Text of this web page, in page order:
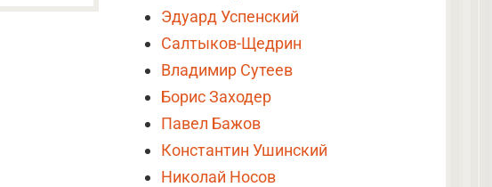
Эдуард Успенский
Салтыков-Щедрин
Владимир Сутеев
Борис Заходер
Павел Бажов
Константин Ушинский
Николай Носов